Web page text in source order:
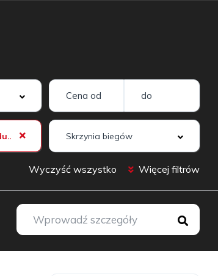
Przednie i boczne poduszki powietrzne kierowcy i pasażera
Wyczyść wszystko Więcej filtrów